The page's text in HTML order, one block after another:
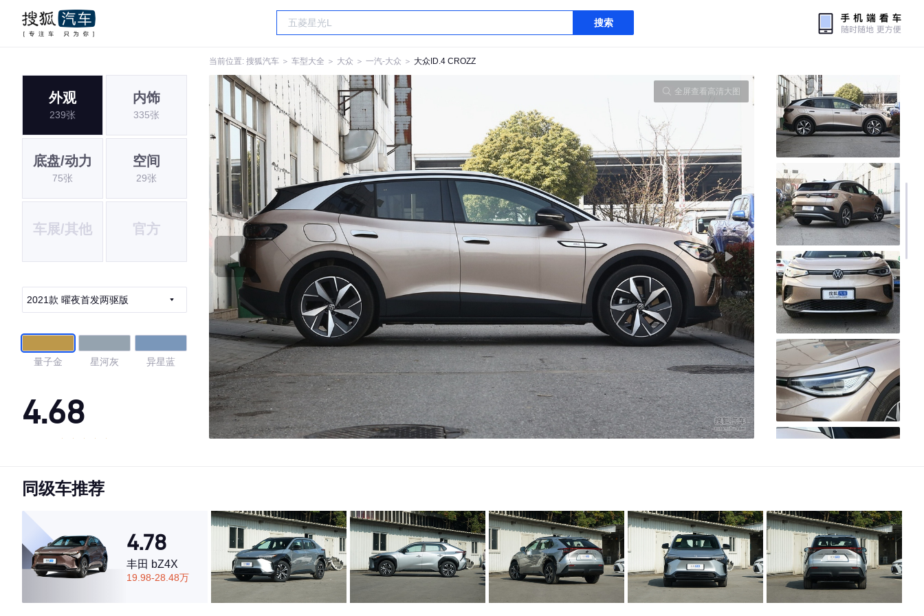
搜索
当前位置: 搜狐汽车 ＞ 车型大全 ＞ 大众 ＞ 一汽-大众 ＞ 大众ID.4 CROZZ
外观
239张
内饰
335张
底盘/动力
75张
空间
29张
车展/其他 官方
2021款 曜夜首发两驱版
量子金 星河灰 异星蓝
4.68
·内饰表现一般，低于75%同级车
·空间表现一般，低于54%同级车
全屏查看高清大图
同级车推荐
4.78
丰田 bZ4X
19.98-28.48万